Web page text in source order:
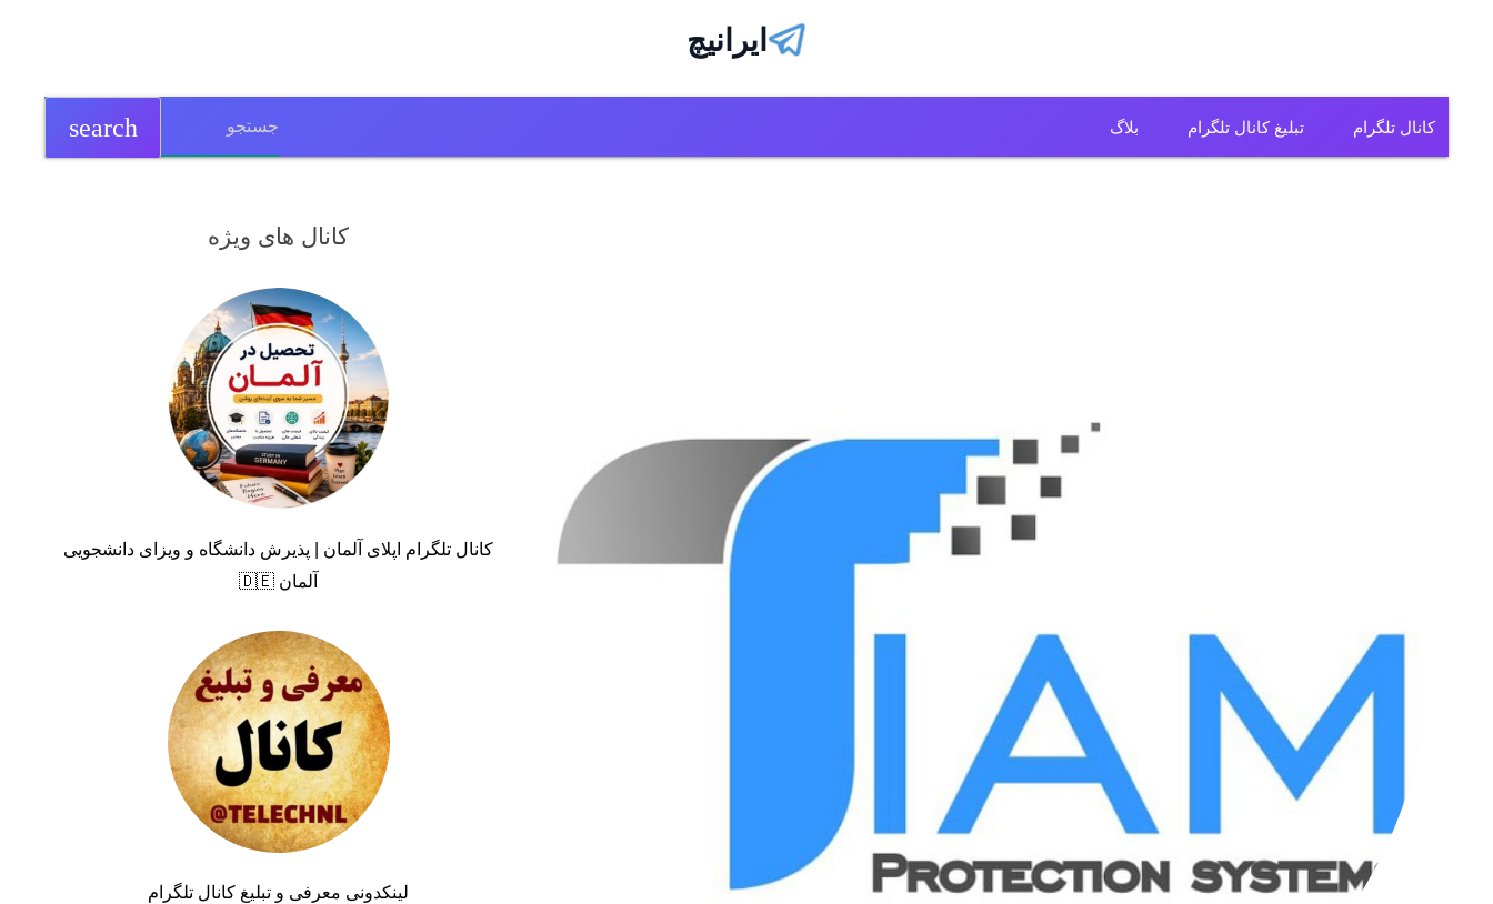
ایرانیچ
کانال تلگرام تبلیغ کانال تلگرام بلاگ search
کانال های ویژه
کانال تلگرام اپلای آلمان | پذیرش دانشگاه و ویزای دانشجویی
آلمان 🇩🇪
لینکدونی معرفی و تبلیغ کانال تلگرام